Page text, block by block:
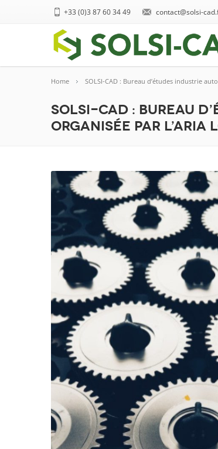
contact@solsi-
+33 (0)3 87 60 34 49
Home SOLSI-CAD : Bureau d’études industrie
SOLSI-CAD : Bureau
organisée par L’ARIA